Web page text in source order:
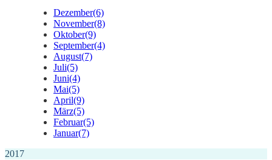
Dezember(6)
November(8)
Oktober(9)
September(4)
August(7)
Juli(5)
Juni(4)
Mai(5)
April(9)
März(5)
Februar(5)
Januar(7)
2017